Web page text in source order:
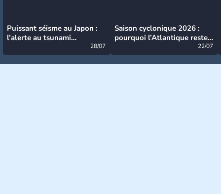
Puissant séisme au Japon :
l’alerte au tsunami
28/07
Saison cyclonique 2026 :
pourquoi l’Atlantique reste
22/07